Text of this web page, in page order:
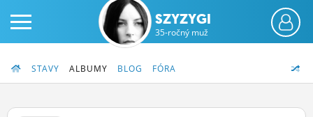
SZYZYGI
35-ročný muž
STAVY ALBUMY BLOG FÓRA